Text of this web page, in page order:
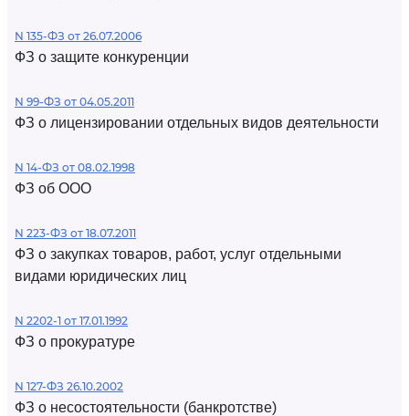
N 135-ФЗ от 26.07.2006
ФЗ о защите конкуренции
N 99-ФЗ от 04.05.2011
ФЗ о лицензировании отдельных видов деятельности
N 14-ФЗ от 08.02.1998
ФЗ об ООО
N 223-ФЗ от 18.07.2011
ФЗ о закупках товаров, работ, услуг отдельными
видами юридических лиц
N 2202-1 от 17.01.1992
ФЗ о прокуратуре
N 127-ФЗ 26.10.2002
ФЗ о несостоятельности (банкротстве)